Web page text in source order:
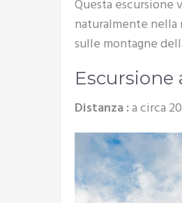
Questa escursione
naturalmente
sulle montagne
Escursione
Distanza :a circa